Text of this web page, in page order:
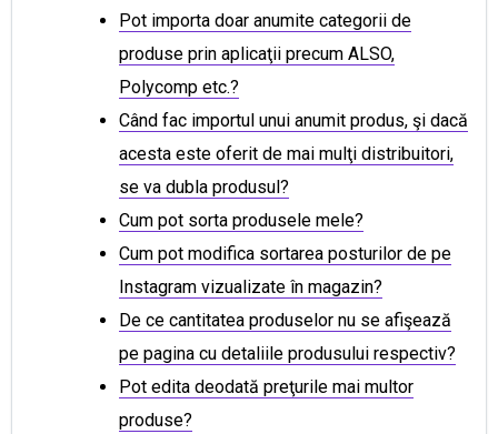
Pot importa doar anumite categorii de
produse prin aplicaţii precum ALSO,
Polycomp etc.?
Când fac importul unui anumit produs, şi dacă
acesta este oferit de mai mulţi distribuitori,
se va dubla produsul?
Cum pot sorta produsele mele?
Cum pot modifica sortarea posturilor de pe
Instagram vizualizate în magazin?
De ce cantitatea produselor nu se afişează
pe pagina cu detaliile produsului respectiv?
Pot edita deodată preţurile mai multor
produse?